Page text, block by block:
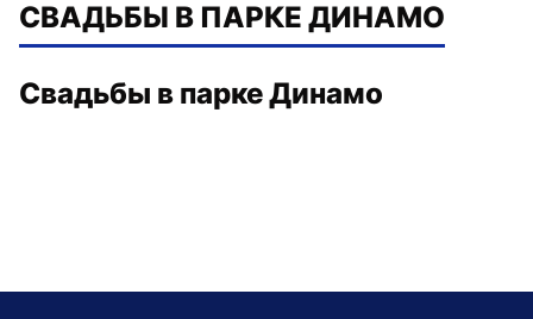
СВАДЬБЫ В ПАРКЕ ДИНАМО
Свадьбы в парке Динамо